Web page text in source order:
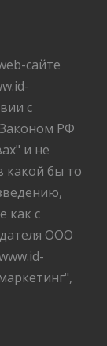
сайте
с
РФ
и не
какой бы то
как с
ООО